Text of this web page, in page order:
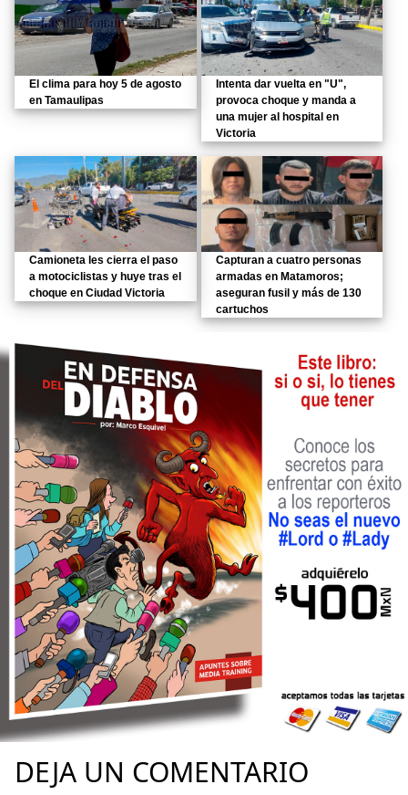
El clima para hoy 5 de agosto
en Tamaulipas
Intenta dar vuelta en "U",
provoca choque y manda a
una mujer al hospital en
Victoria
Camioneta les cierra el paso
a motociclistas y huye tras el
choque en Ciudad Victoria
Capturan a cuatro personas
armadas en Matamoros;
aseguran fusil y más de 130
cartuchos
DEJA UN COMENTARIO